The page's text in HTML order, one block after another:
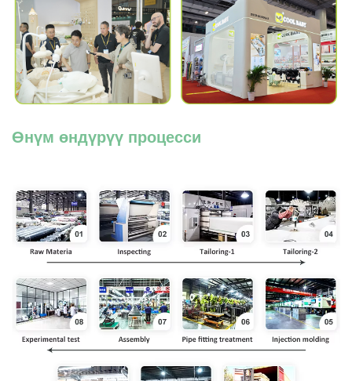
Өнүм өндүрүү процесси